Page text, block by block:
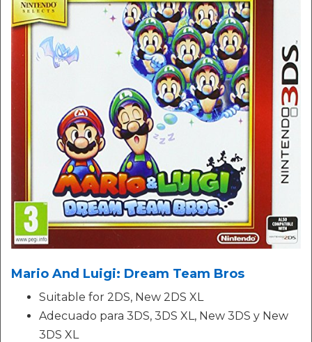
Mario And Luigi: Dream Team Bros
Suitable for 2DS, New 2DS XL
Adecuado para 3DS, 3DS XL, New 3DS y New
3DS XL